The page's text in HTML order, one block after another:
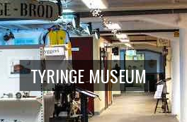
TYRINGE MUSEUM